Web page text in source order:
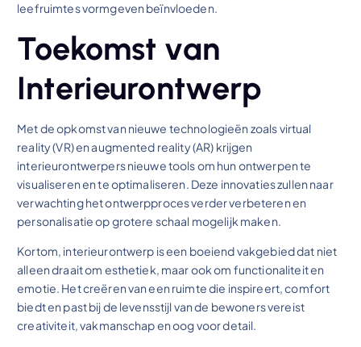
leefruimtes vormgeven beïnvloeden.
Toekomst van
Interieurontwerp
Met de opkomst van nieuwe technologieën zoals virtual
reality (VR) en augmented reality (AR) krijgen
interieurontwerpers nieuwe tools om hun ontwerpen te
visualiseren en te optimaliseren. Deze innovaties zullen naar
verwachting het ontwerpproces verder verbeteren en
personalisatie op grotere schaal mogelijk maken.
Kortom, interieurontwerp is een boeiend vakgebied dat niet
alleen draait om esthetiek, maar ook om functionaliteit en
emotie. Het creëren van een ruimte die inspireert, comfort
biedt en past bij de levensstijl van de bewoners vereist
creativiteit, vakmanschap en oog voor detail.